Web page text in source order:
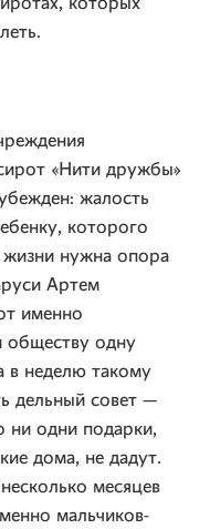
которых
«Нити дружбы»
жалость
которого
нужна опора
Артем
именно
обществу одну
в неделю такому
дельный совет —
ни одни подарки,
дома, не дадут.
месяцев
мальчиков-